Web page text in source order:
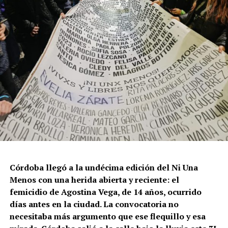
Córdoba llegó a la undécima edición del Ni Una
Menos con una herida abierta y reciente: el
femicidio de Agostina Vega, de 14 años, ocurrido
días antes en la ciudad. La convocatoria no
necesitaba más argumento que ese flequillo y esa